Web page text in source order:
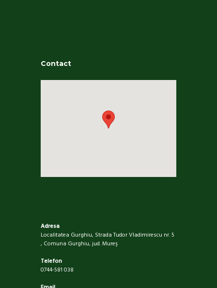
Contact
Adresa
Localitatea Gurghiu, Strada Tudor Vladimirescu nr. 5
, Comuna Gurghiu, jud. Mureş
Telefon
0744-581 038